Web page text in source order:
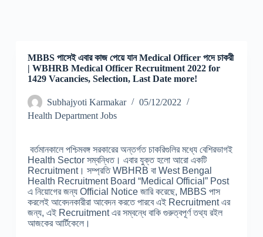
MBBS পাসেই এবার কাজ পেয়ে যান Medical Officer পদে চাকরী
| WBHRB Medical Officer Recruitment 2022 for
1429 Vacancies, Selection, Last Date more!
Subhajyoti Karmakar
05/12/2022
Health Department Jobs
বর্তমানকালে পশ্চিমবঙ্গ সরকারের অন্তর্গত চাকরিগুলির মধ্যে বেশিরভাগই
Health Sector সম্বন্ধিত। এবার যুক্ত হলো আরো একটি
Recruitment। সম্প্রতি WBHRB বা West Bengal
Health Recruitment Board “Medical Official” Post
এ নিয়োগের জন্য Official Notice জারি করেছে, MBBS পাস
করলেই আবেদনকারীরা আবেদন করতে পারবে এই Recruitment এর
জন্য, এই Recruitment এর সম্বন্ধে বাকি গুরুত্বপূর্ণ তথ্য রইল
আজকের আর্টিকেলে।